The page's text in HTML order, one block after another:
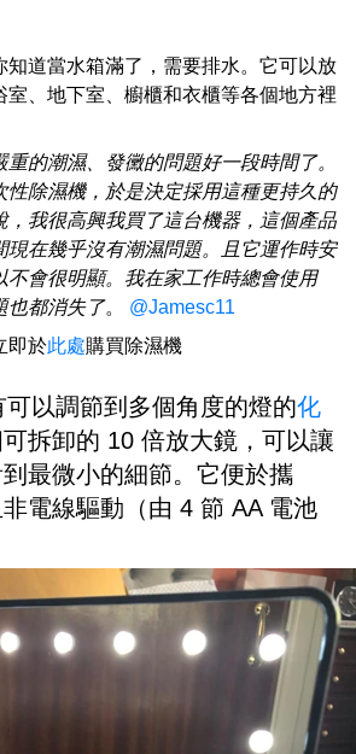
知道當水箱滿了，需要排水。它可以放
室、地下室、櫥櫃和衣櫃等各個地方裡
重的潮濕、發黴的問題好一段時間了。
性除濕機，於是決定採用這種更持久的
，我很高興我買了這台機器，這個產品
現在幾乎沒有潮濕問題。且它運作時安
不會很明顯。我在家工作時總會使用
也都消失了。 @Jamesc11
即於此處購買除濕機
以調節到多個角度的燈的化
拆卸的 10 倍放大鏡，可以讓
最微小的細節。它便於攜
電線驅動（由 4 節 AA 電池